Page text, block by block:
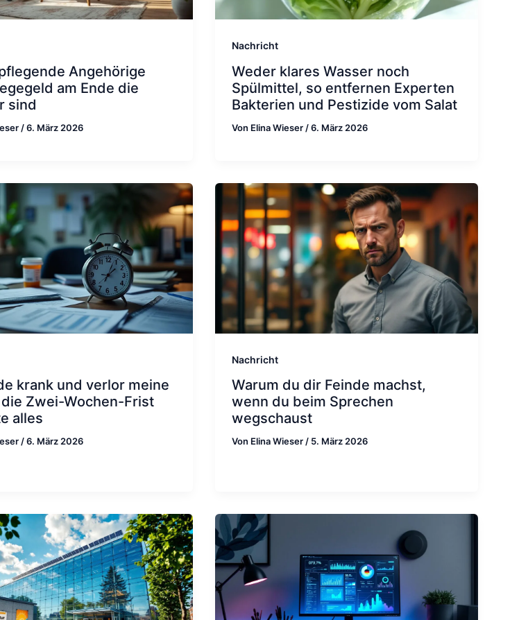
Angehörige
am Ende die
sind
/6. März 2026
Nachricht
Weder klares Wasser noch
Spülmittel, so entfernen Experten
Bakterien und Pestizide vom Salat
Von Elina Wieser /6. März 2026
krank und verlor meine
Zwei-Wochen-Frist
alles
/6. März 2026
Nachricht
Warum du dir Feinde machst,
wenn du beim Sprechen
wegschaust
Von Elina Wieser/ 5. März 2026